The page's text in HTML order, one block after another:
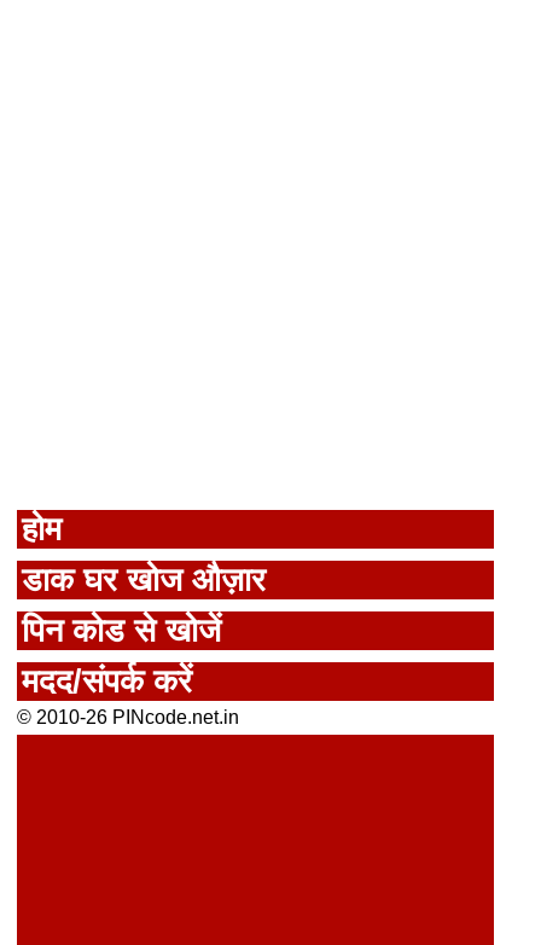
होम
डाक घर खोज औज़ार
पिन कोड से खोजें
मदद/संपर्क करें
© 2010-26 PINcode.net.in